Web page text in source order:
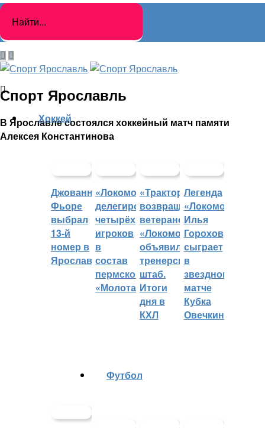
Спорт Ярославль
В Ярославле состоялся хоккейный матч памяти
Алексея Константинова
Хоккей
Джованни
Фьоре
выбрал
13-й
номер в
Ярославле
«Локомотив»
делегировал
четырёх
игроков
в
состав
пермского
«Молота»
«Трактор»
возвращает
ветеранов,
«Локомотив»
объявил
тренерский
штаб.
Итоги
дня в
КХЛ
Легенда
«Локомотива»
Илья
Горохов
сыграет
в
звездном
матче
Кубка
Овечкина
Футбол